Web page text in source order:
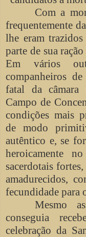
Com a
frequentemente
lhe eram
parte de sua
Em vários
companheiros
fatal da câmara
Campo de
condições mais
de modo
autêntico e, se
heroicamente
sacerdotais
amadurecidos,
fecundidade para
Mesmo
conseguia
celebração da